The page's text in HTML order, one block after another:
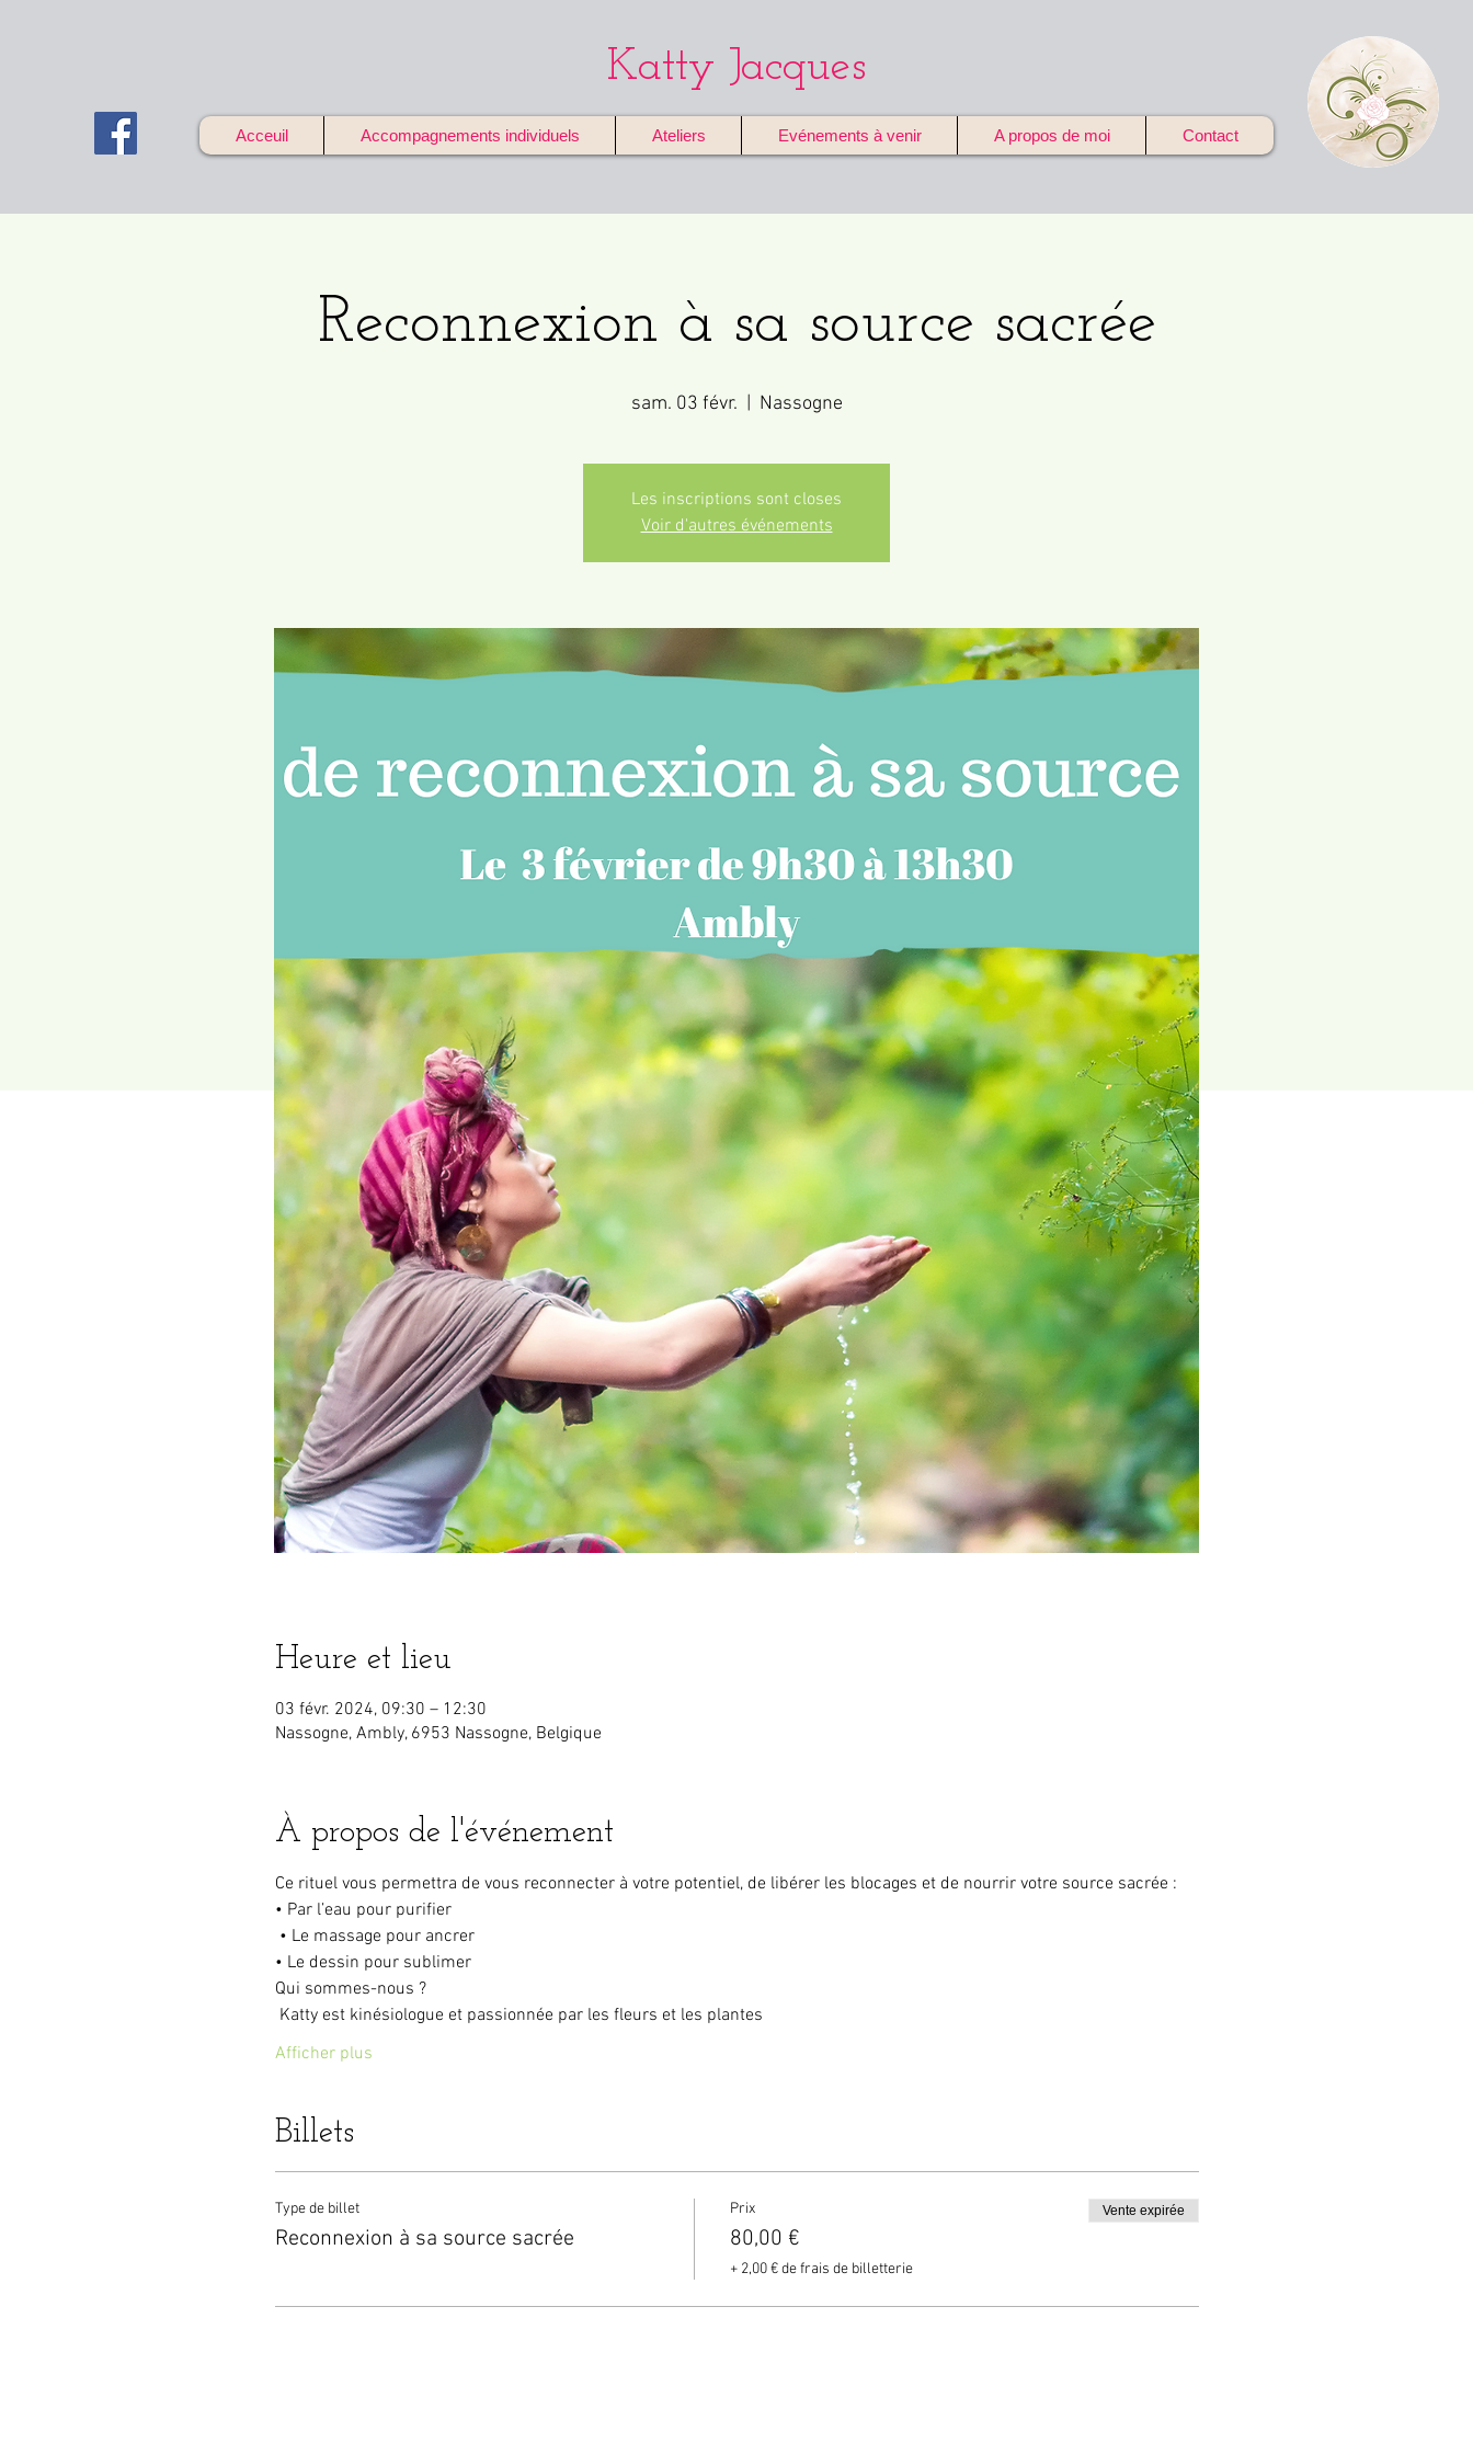
Katty Jacques
Acceuil Accompagnements individuels Ateliers Evénements à venir A propos de moi Contact
Reconnexion à sa source sacrée
sam. 03 févr. Nassogne
Les inscriptions sont closes
Voir d'autres événements
Heure et lieu
03 févr. 2024, 09:30 – 12:30
Nassogne, Ambly, 6953 Nassogne, Belgique
À propos de l'événement
Ce rituel vous permettra de vous reconnecter à votre potentiel, de libérer les blocages et de nourrir votre source sacrée :
• Par l’eau pour purifier
• Le massage pour ancrer
• Le dessin pour sublimer
Qui sommes-nous ?
Katty est kinésiologue et passionnée par les fleurs et les plantes
Afficher plus
Billets
Type de billet
Reconnexion à sa source sacrée
Prix
80,00 €
+ 2,00 € de frais de billetterie
Vente expirée